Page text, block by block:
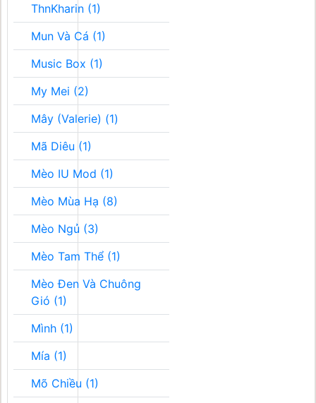
ThnKharin (1)
Mun Và Cá (1)
Music Box (1)
My Mei (2)
Mây (Valerie) (1)
Mã Diêu (1)
Mèo IU Mod (1)
Mèo Mùa Hạ (8)
Mèo Ngủ (3)
Mèo Tam Thể (1)
Mèo Đen Và Chuông
Gió (1)
Mình (1)
Mía (1)
Mõ Chiều (1)